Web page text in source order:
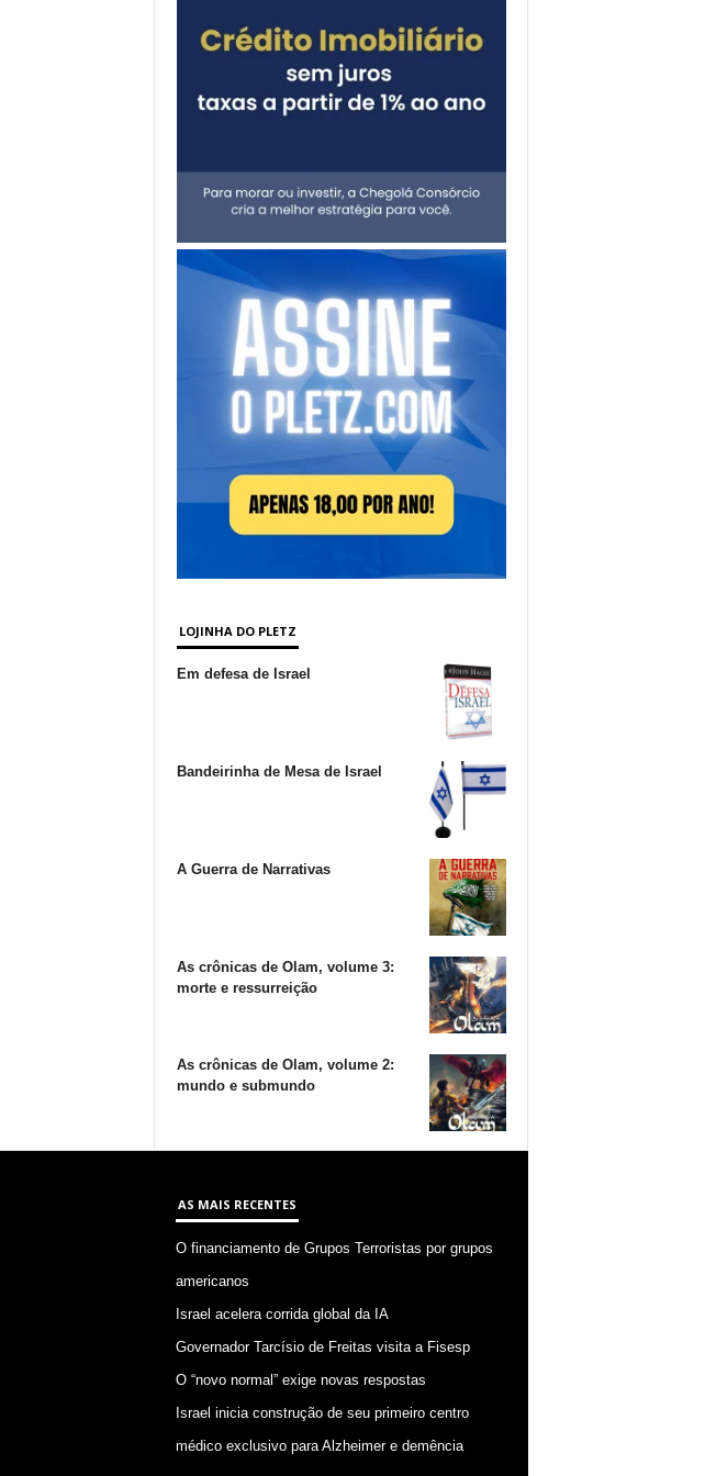
LOJINHA DO PLETZ
Em defesa de Israel
Bandeirinha de Mesa de Israel
A Guerra de Narrativas
As crônicas de Olam, volume 3:
morte e ressurreição
As crônicas de Olam, volume 2:
mundo e submundo
AS MAIS RECENTES
O financiamento de Grupos Terroristas por grupos
americanos
Israel acelera corrida global da IA
Governador Tarcísio de Freitas visita a Fisesp
O “novo normal” exige novas respostas
Israel inicia construção de seu primeiro centro
médico exclusivo para Alzheimer e demência